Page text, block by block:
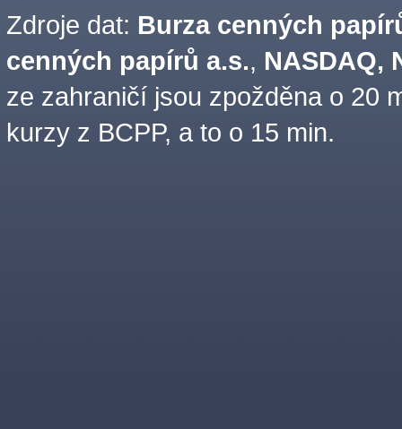
Zdroje dat: Burza cenných
cenných papírů a.s., NASDAQ,
ze zahraničí jsou zpožděna o 20
kurzy z BCPP, a to o 15 min.